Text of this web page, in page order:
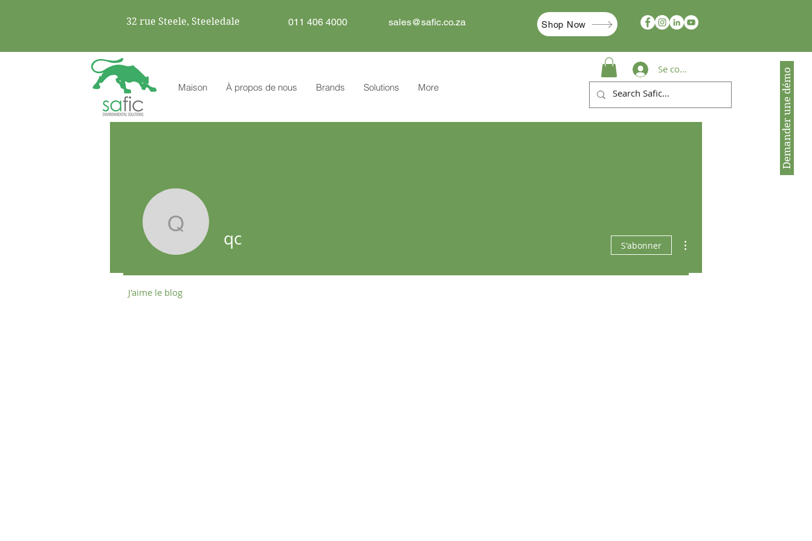
Demander une démo
32 rue Steele, Steeledale 011 406 4000 sales@safic.co.za Shop Now
Maison À propos de nous Brands Solutions More
Se connecter
qc qc S'abonner
J'aime le blog